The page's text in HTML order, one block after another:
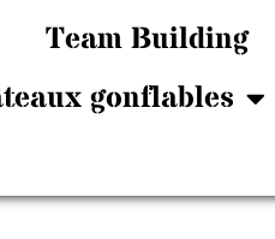
Team Building
gonflables